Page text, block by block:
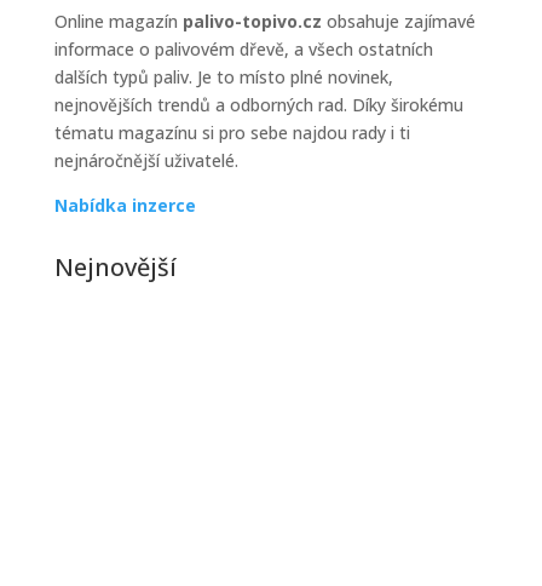
Online magazín palivo-topivo.cz obsahuje zajímavé
informace o palivovém dřevě, a všech ostatních
dalších typů paliv. Je to místo plné novinek,
nejnovějších trendů a odborných rad. Díky širokému
tématu magazínu si pro sebe najdou rady i ti
nejnáročnější uživatelé.
Nabídka inzerce
Nejnovější